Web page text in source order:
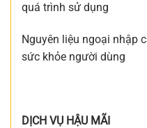
quá trình sử dụng
Nguyên liệu ngoại nhập
sức khỏe người dùng
DỊCH VỤ HẬU MÃI